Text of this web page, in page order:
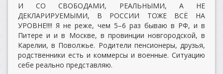
И СО СВОБОДАМИ, РЕАЛЬНЫМИ, А НЕ
ДЕКЛАРИРУЕМЫМИ, В РОССИИ ТОЖЕ ВСЁ НА
УРОВНЕ!!!! Я не реже, чем 5–6 раз бываю в РФ, и в
Питере и и в Москве, в провинции новгородской, в
Карелии, в Поволжье. Родители пенсионеры, друзья,
родственники есть и коммерсы и военные. Ситуацию
себе реально представляю.